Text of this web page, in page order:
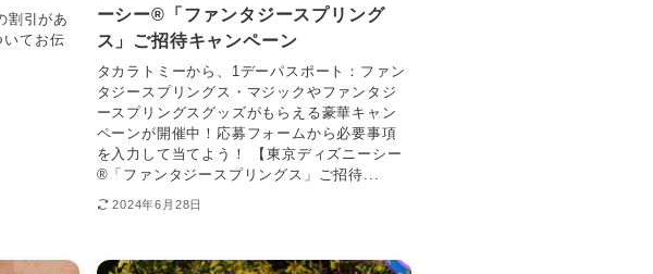
割引があ
いてお伝
ーシー®「ファンタジースプリング
ス」ご招待キャンペーン
タカラトミーから、1デーパスポート：ファン
タジースプリングス・マジックやファンタジ
ースプリングスグッズがもらえる豪華キャン
ペーンが開催中！応募フォームから必要事項
を入力して当てよう！ 【東京ディズニーシー
®「ファンタジースプリングス」ご招待...
2024年6月28日